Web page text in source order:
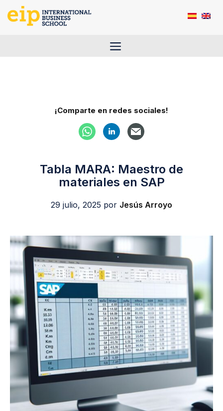
Saltar
Menú
¡Comparte en redes sociales!
Tabla MARA: Maestro de
materiales en SAP
29 julio, 2025 por Jesús Arroyo